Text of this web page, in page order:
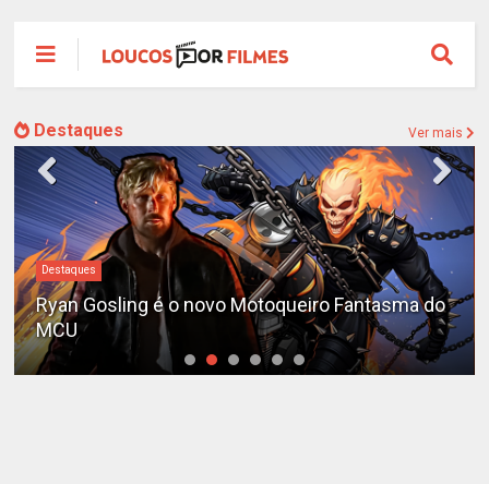
Destaques Ver mais
Destaques
Ryan Gosling é o novo Motoqueiro Fantasma do
MCU